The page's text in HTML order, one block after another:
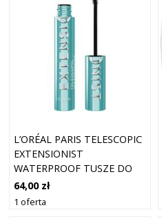
L’ORÉAL PARIS TELESCOPIC
EXTENSIONIST
WATERPROOF TUSZE DO
RZĘS 9,9 ML NOIR
64,00 zł
1 oferta